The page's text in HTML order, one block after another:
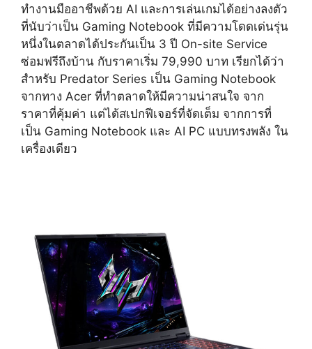
ทำงานมืออาชีพด้วย AI และการเล่นเกมได้อย่างลงตัว
ที่นับว่าเป็น Gaming Notebook ที่มีความโดดเด่นรุ่น
หนึ่งในตลาดได้ประกันเป็น 3 ปี On-site Service
ซ่อมฟรีถึงบ้าน กับราคาเริ่ม 79,990 บาท เรียกได้ว่า
สำหรับ Predator Series เป็น Gaming Notebook
จากทาง Acer ที่ทำตลาดให้มีความน่าสนใจ จาก
ราคาที่คุ้มค่า แต่ได้สเปกฟีเจอร์ที่จัดเต็ม จากการที่
เป็น Gaming Notebook และ AI PC แบบทรงพลัง ใน
เครื่องเดียว